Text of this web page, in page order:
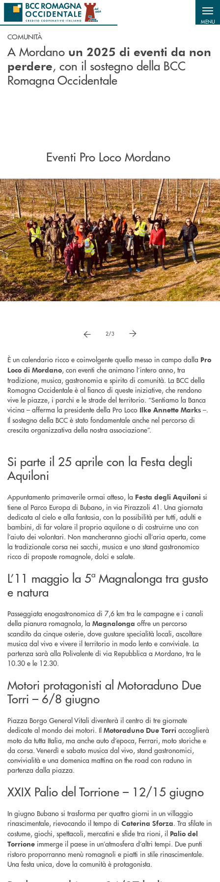
Salta al contenuto principale
MENU
COMUNITÀ
A Mordano un 2025 di eventi da non
perdere, con il sostegno della BCC
Romagna Occidentale
Eventi Pro Loco Mordano
vai a immagne precedente
2/3 vai a immagine successiva
È un calendario ricco e coinvolgente quello messo in campo dalla Pro
Loco di Mordano, con eventi che animano l’intero anno, tra
tradizione, musica, gastronomia e spirito di comunità. La BCC della
Romagna Occidentale è al fianco di queste iniziative, che rendono
vive le piazze, i parchi e le strade del territorio. “Sentiamo la Banca
vicina – afferma la presidente della Pro Loco Ilke Annette Marks –.
Il sostegno della BCC è stato fondamentale anche nel percorso di
crescita organizzativa della nostra associazione”.
Si parte il 25 aprile con la Festa degli
Aquiloni
Appuntamento primaverile ormai atteso, la Festa degli Aquiloni si
tiene al Parco Europa di Bubano, in via Pirazzoli 41. Una giornata
dedicata al cielo e alla fantasia, con la possibilità per tutti, adulti e
bambini, di far volare il proprio aquilone o di costruirne uno con
l’aiuto dei volontari. Non mancheranno giochi all’aria aperta, come
la tradizionale corsa nei sacchi, musica e uno stand gastronomico
ricco di proposte romagnole, dolci e salate.
L’11 maggio la 5ª Magnalonga tra gusto
e natura
Passeggiata enogastronomica di 7,6 km tra le campagne e i canali
della pianura romagnola, la Magnalonga offre un percorso
scandito da cinque osterie, dove gustare specialità locali, ascoltare
musica dal vivo e vivere il territorio in modo lento e conviviale. La
partenza sarà alla Polivalente di via Repubblica a Mordano, tra le
10.30 e le 12.30.
Motori protagonisti al Motoraduno Due
Torri – 6/8 giugno
Piazza Borgo General Vitali diventerà il centro di tre giornate
dedicate al mondo dei motori. Il Motoraduno Due Torri accoglierà
moto da tutta Italia, ma anche auto d’epoca, Ferrari, moto storiche e
da corsa. Venerdì e sabato musica dal vivo, stand gastronomici,
convivialità e una domenica mattina on the road con raduno in
partenza dalla piazza.
XXIX Palio del Torrione – 12/15 giugno
In giugno Bubano si trasforma per quattro giorni in un villaggio
rinascimentale, rievocando il tempo di Caterina Sforza. Tra sfilate in
costume, giochi, spettacoli, mercatini e sfide tra rioni, il Palio del
Torrione immerge il paese in un’atmosfera d’altri tempi. Due punti
ristoro proporranno menù romagnoli e piatti in stile rinascimentale.
Una festa unica, dove la comunità è protagonista.